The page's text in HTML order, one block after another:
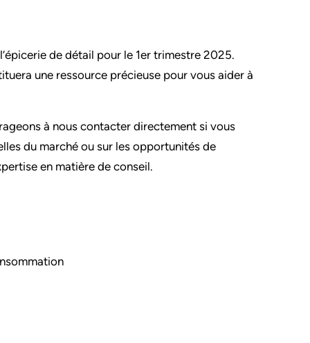
de détail pour le 1er trimestre 2025.
une ressource précieuse pour vous aider à
à nous contacter directement si vous
du marché ou sur les opportunités de
en matière de conseil.